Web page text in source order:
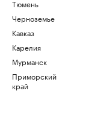
Тюмень
Черноземье
Кавказ
Карелия
Мурманск
Приморский
край